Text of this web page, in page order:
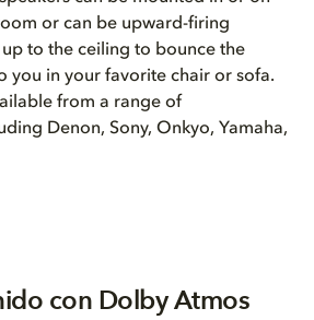
or can be upward-firing
to the ceiling to bounce the
you in your favorite chair or sofa.
from a range of
Denon, Sony, Onkyo, Yamaha,
con Dolby Atmos